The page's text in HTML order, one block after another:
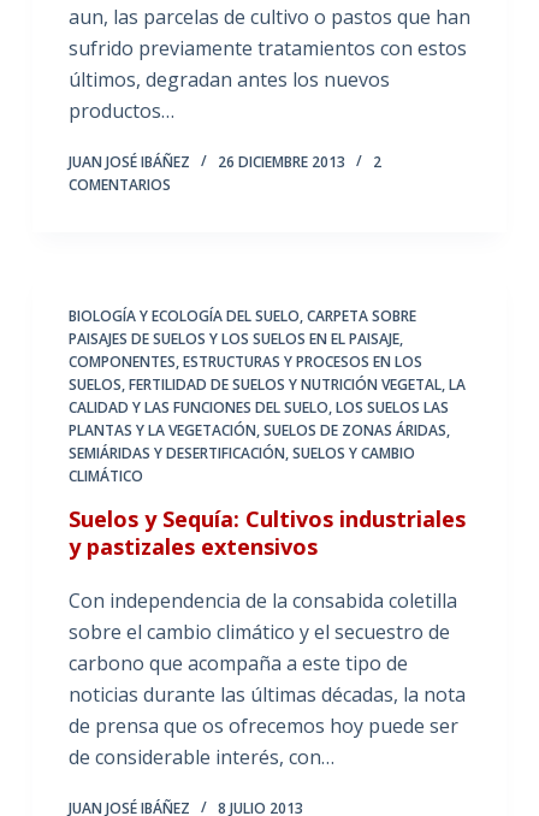
aun, las parcelas de cultivo o pastos que han
sufrido previamente tratamientos con estos
últimos, degradan antes los nuevos
productos…
JUAN JOSÉ IBÁÑEZ 26 DICIEMBRE 2013
2
COMENTARIOS
BIOLOGÍA Y ECOLOGÍA DEL SUELO,CARPETA SOBRE
PAISAJES DE SUELOS Y LOS SUELOS EN EL PAISAJE,
COMPONENTES, ESTRUCTURAS Y PROCESOS EN LOS
SUELOS,FERTILIDAD DE SUELOS Y NUTRICIÓN VEGETAL,LA
CALIDAD Y LAS FUNCIONES DEL SUELO,LOS SUELOS LAS
PLANTAS Y LA VEGETACIÓN,SUELOS DE ZONAS ÁRIDAS,
SEMIÁRIDAS Y DESERTIFICACIÓN,SUELOS Y CAMBIO
CLIMÁTICO
Suelos y Sequía: Cultivos industriales
y pastizales extensivos
Con independencia de la consabida coletilla
sobre el cambio climático y el secuestro de
carbono que acompaña a este tipo de
noticias durante las últimas décadas, la nota
de prensa que os ofrecemos hoy puede ser
de considerable interés, con…
JUAN JOSÉ IBÁÑEZ 8 JULIO 2013